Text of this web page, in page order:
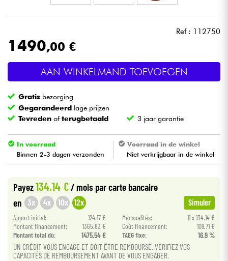
Licht
Drums & percussie
Blaasinstrument
Kinderen
Kabels & toebehoren
HiFi
Sets
Ref : 112750
1490,00 €
AAN WINKELMAND TOEVOEGEN
Gratis bezorging
Gegarandeerd lage prijzen
Tevreden ofterugbetaald 3 jaar garantie
In voorraad
Binnen 2-3 dagen verzonden
Voorraad in de winkel
Niet verkrijgbaar in de winkel
Payez134.14 €/ mois par carte bancaire
en 3x 4x 10x 12x Simuler
Apport initial: 124.17 € Mensualités:
11 x 134.14 €
Montant financement:
1365.83 € Coût financement:
109.71 €
Montant total dù:
1475.54 € TAEG fixe: 16.9 %
UN CRÉDIT VOUS ENGAGE ET DOIT ÊTRE REMBOURSÉ. VÉRIFIEZ VOS
CAPACITÉS DE REMBOURSEMENT AVANT DE VOUS ENGAGER.